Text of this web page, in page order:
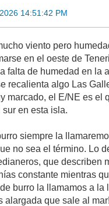
14:51:42 PM
viento pero
en el oeste de
falta de humedad en la
recalienta algo Las
marcado, el E/NE es el
en esta isla.
siempre la
no sea el término. Lo
que describen
constante mientras
burro la llamamos a la
alargada que sale al